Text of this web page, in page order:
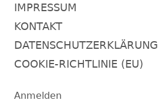
IMPRESSUM
KONTAKT
DATENSCHUTZERKLÄRUNG
COOKIE-RICHTLINIE (EU)
Anmelden